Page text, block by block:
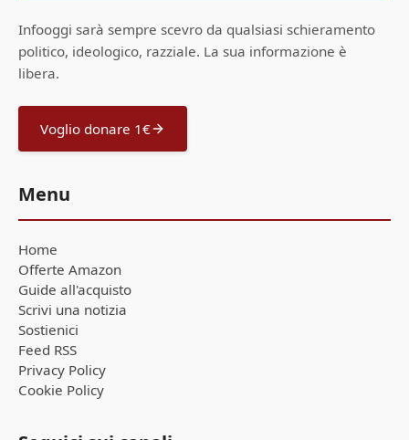
Infooggi sarà sempre scevro da qualsiasi schieramento
politico, ideologico, razziale. La sua informazione è
libera.
Voglio donare 1€
Menu
Home
Offerte Amazon
Guide all'acquisto
Scrivi una notizia
Sostienici
Feed RSS
Privacy Policy
Cookie Policy